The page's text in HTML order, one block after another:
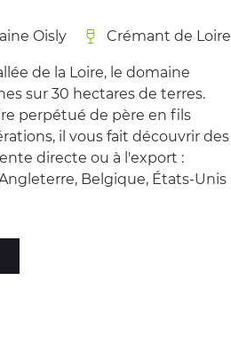
Oisly Crémant de Loire
de la Loire, le domaine
sur 30 hectares de terres.
perpétué de père en fils
il vous fait découvrir des
directe ou à l'export :
Belgique, États-Unis